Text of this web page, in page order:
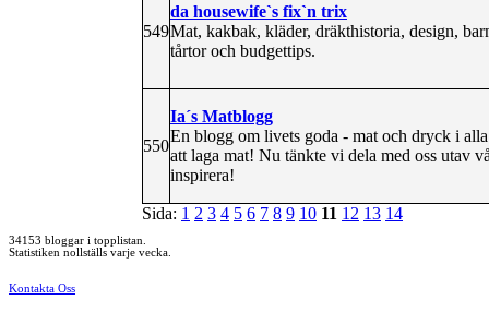
549
da housewife`s fix`n trix
Mat, kakbak, kläder, dräkthistoria, design,
tårtor och budgettips.
550
Ia´s Matblogg
En blogg om livets goda - mat och dryck i
att laga mat! Nu tänkte vi dela med oss utav
inspirera!
Sida: 1 2 3 4 5 6 7 8 9 10 11 12 13 14
34153 bloggar i topplistan.
Statistiken nollställs varje vecka.
Kontakta Oss